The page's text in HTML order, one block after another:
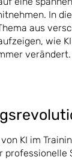
In
aus
wie
verändert.
KI im
professionelle